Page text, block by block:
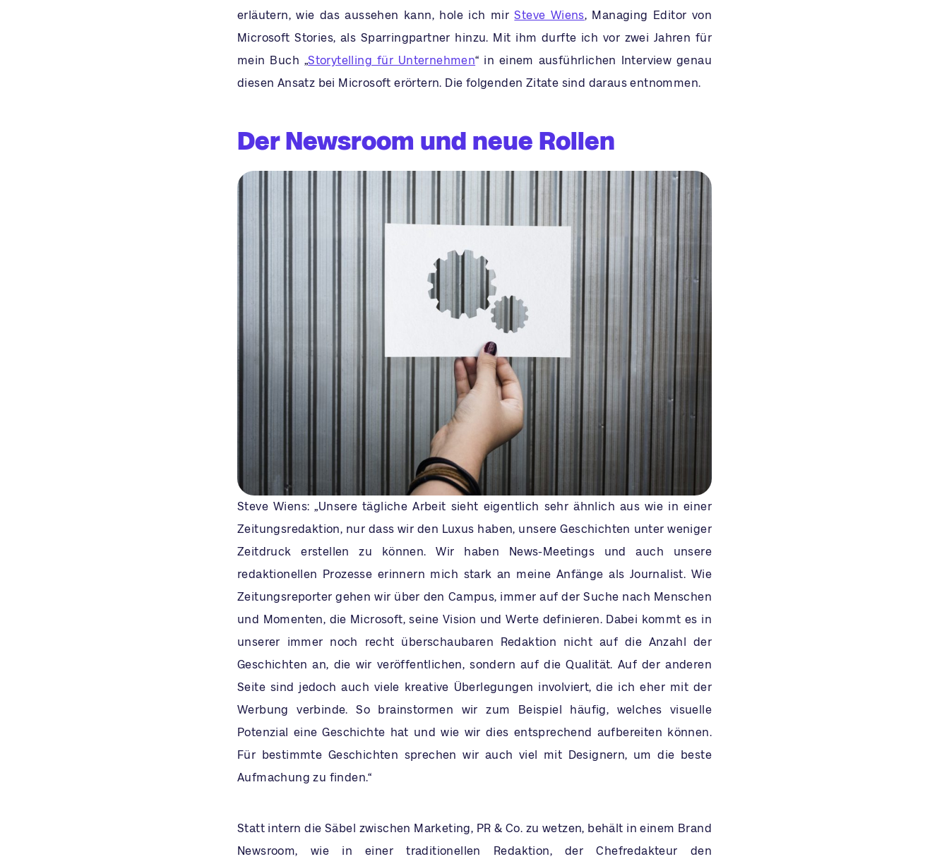
erläutern, wie das aussehen kann, hole ich mirSteve Wiens, Managing Editor von
Microsoft Stories, als Sparringpartner hinzu. Mit ihm durfte ich vor zwei Jahren für
mein Buch „Storytelling für Unternehmen“ in einem ausführlichen Interview genau
diesen Ansatz bei Microsoft erörtern. Die folgenden Zitate sind daraus entnommen.
Der Newsroom und neue Rollen
Steve Wiens: „Unsere tägliche Arbeit sieht eigentlich sehr ähnlich aus wie in einer
Zeitungsredaktion, nur dass wir den Luxus haben, unsere Geschichten unter weniger
Zeitdruck erstellen zu können. Wir haben News-Meetings und auch unsere
redaktionellen Prozesse erinnern mich stark an meine Anfänge als Journalist. Wie
Zeitungsreporter gehen wir über den Campus, immer auf der Suche nach Menschen
und Momenten, die Microsoft, seine Vision und Werte definieren. Dabei kommt es in
unserer immer noch recht überschaubaren Redaktion nicht auf die Anzahl der
Geschichten an, die wir veröffentlichen, sondern auf die Qualität. Auf der anderen
Seite sind jedoch auch viele kreative Überlegungen involviert, die ich eher mit der
Werbung verbinde. So brainstormen wir zum Beispiel häufig, welches visuelle
Potenzial eine Geschichte hat und wie wir dies entsprechend aufbereiten können.
Für bestimmte Geschichten sprechen wir auch viel mit Designern, um die beste
Aufmachung zu finden.“
Statt intern die Säbel zwischen Marketing, PR & Co. zu wetzen, behält in einem Brand
Newsroom, wie in einer traditionellen Redaktion, der Chefredakteur den